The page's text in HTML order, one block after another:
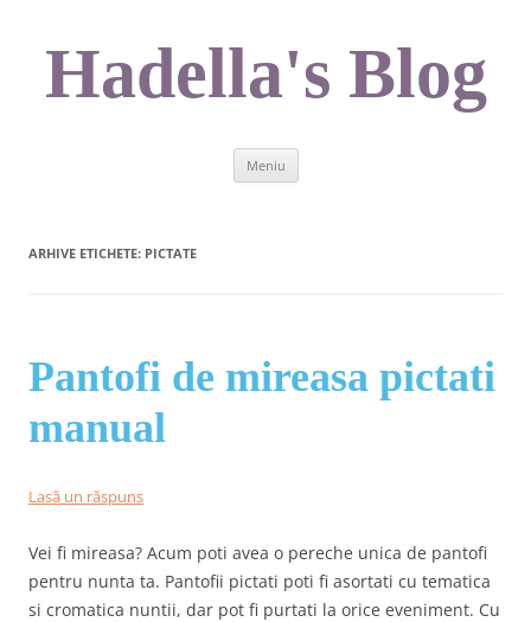
Hadella's Blog
Meniu
ARHIVE ETICHETE: PICTATE
Pantofi de mireasa pictati
manual
Lasă un răspuns
Vei fi mireasa? Acum poti avea o pereche unica de pantofi
pentru nunta ta. Pantofii pictati poti fi asortati cu tematica
si cromatica nuntii, dar pot fi purtati la orice eveniment. Cu